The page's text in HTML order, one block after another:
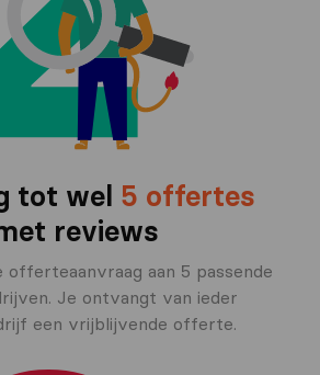
tot wel 5 offertes
reviews
offerteaanvraag aan 5 passende
Je ontvangt van ieder
een vrijblijvende offerte.